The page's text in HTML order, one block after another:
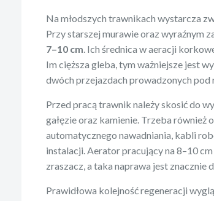
Na młodszych trawnikach wystarcza
Przy starszej murawie oraz wyraźnym
7–10 cm. Ich średnica w aeracji
Im cięższa gleba, tym ważniejsze jest
dwóch przejazdach prowadzonych pod
Przed pracą trawnik należy skosić do
gałęzie oraz kamienie. Trzeba
automatycznego nawadniania, kabli
instalacji. Aerator pracujący na 8–10
zraszacz, a taka naprawa jest znacznie
Prawidłowa kolejność regeneracji